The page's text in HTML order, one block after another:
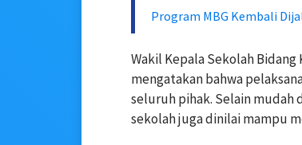
Program MBG Kembali
Wakil Kepala Sekolah
mengatakan bahwa
seluruh pihak. Selain mudah
sekolah juga dinilai mampu